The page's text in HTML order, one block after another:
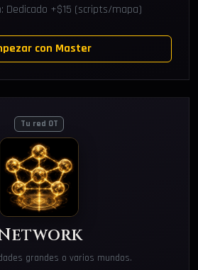
Dedicado +$15 (scripts/mapa)
con Master
Tu red OT
grandes o varios mundos.